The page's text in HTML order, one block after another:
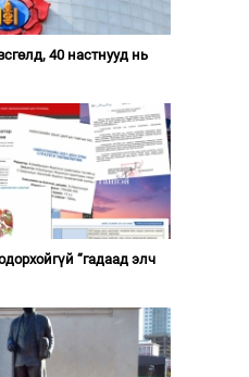
40 настнууд нь
“гадаад элч